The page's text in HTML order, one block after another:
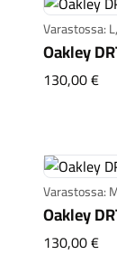
Varastossa:
Oakley
130,00 €
Varastossa:
Oakley
130,00 €